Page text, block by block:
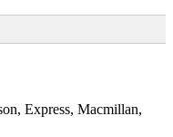
Express, Macmillan,